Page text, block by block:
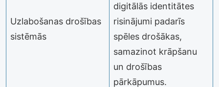
Uzlabošanas drošības
sistēmās
digitālās identitātes
risinājumi padarīs
spēles drošākas,
samazinot krāpšanu
un drošības
pārkāpumus.